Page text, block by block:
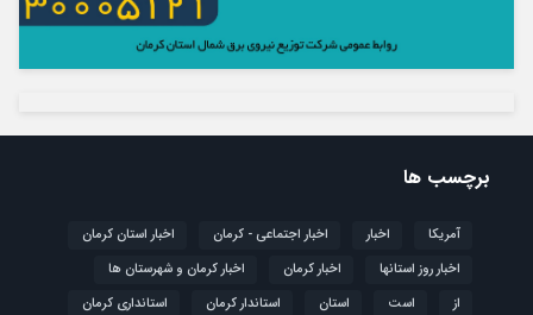
برچسب ها
آمریکا اخبار اخبار اجتماعی - کرمان
اخبار استان کرمان
اخبار روز استانها
اخبار کرمان
اخبار کرمان و شهرستان ها
از
است استان استاندار کرمان
استانداری کرمان